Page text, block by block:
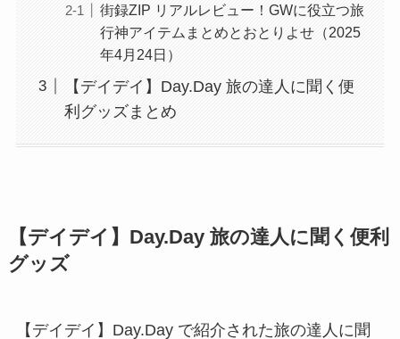
街録ZIP リアルレビュー！GWに役立つ旅
行神アイテムまとめとおとりよせ（2025
年4月24日）
【デイデイ】Day.Day 旅の達人に聞く便
利グッズまとめ
【デイデイ】Day.Day 旅の達人に聞く便利
グッズ
【デイデイ】Day.Day で紹介された旅の達人に聞